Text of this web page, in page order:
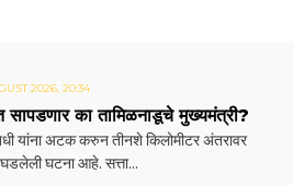
2026, 20:34
सापडणार का तामिळनाडूचे मुख्यमंत्री?
यांना अटक करुन तीनशे किलोमीटर अंतरावर
घटना आहे. सत्ता...